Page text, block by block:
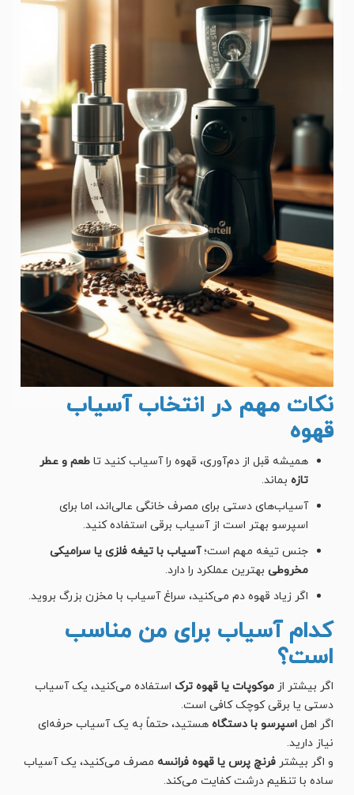
نکات مهم در انتخاب آسیاب
قهوه
همیشه قبل از دم‌آوری، قهوه را آسیاب کنید تا طعم و عطر
تازه بماند.
آسیاب‌های دستی برای مصرف خانگی عالی‌اند، اما برای
اسپرسو بهتر است از آسیاب برقی استفاده کنید.
جنس تیغه مهم است؛آسیاب با تیغه فلزی یا سرامیکی
مخروطی بهترین عملکرد را دارد.
اگر زیاد قهوه دم می‌کنید، سراغ آسیاب با مخزن بزرگ بروید.
کدام آسیاب برای من مناسب
است؟
اگر بیشتر از موکوپات یا قهوه ترک استفاده می‌کنید، یک آسیاب
دستی یا برقی کوچک کافی است.
اگر اهل اسپرسو با دستگاه هستید، حتماً به یک آسیاب حرفه‌ای
نیاز دارید.
و اگر بیشتر فرنچ پرس یا قهوه فرانسه مصرف می‌کنید، یک آسیاب
ساده با تنظیم درشت کفایت می‌کند.